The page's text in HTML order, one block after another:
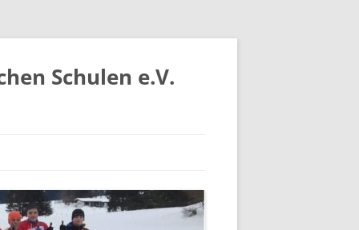
Schulen e.V.